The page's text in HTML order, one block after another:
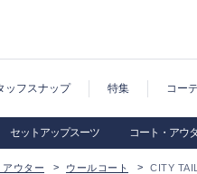
ッフスナップ 特集 コー
セットアップスーツ コート・アウ
アウター ウールコート CITY